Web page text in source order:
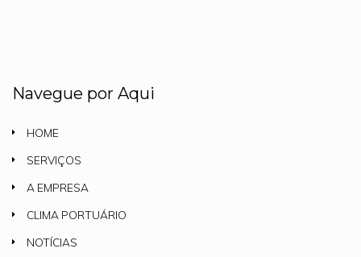
Navegue por Aqui
HOME
SERVIÇOS
A EMPRESA
CLIMA PORTUÁRIO
NOTÍCIAS